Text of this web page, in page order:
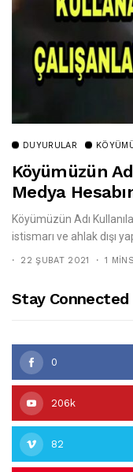
DUYURULAR
Köyümüzün
Medya
Köyümüzün Adı
istismarı ve ahlak dışı
22 ŞUBAT 2021 1
Stay Connected
0
206k
82